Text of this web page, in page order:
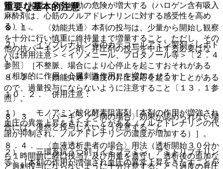
照〕［頻脈・心室細動の危険が増大する（ハロゲン含有吸入
麻酔剤は、心筋のノルアドレナリンに対する感受性を高め
る）］。
２）． イソプレナリン等のカテコールアミン製剤＜レボド
パは併用注意＞＜イソメニール、プロタノール等＞〔２．４
参照〕［不整脈、場合により心停止を起こすおそれがある
（相加的に作用（心臓刺激作用）を増加させる）］。
１０．２． 併用注意：
１）． モノアミン酸化酵素阻害剤［本剤の作用が増強され
血圧の異常上昇をきたすことがある（ノルアドレナリンの代
謝が抑制され、ノルアドレナリンの濃度が増加する）］。
２）． 三環系抗うつ剤（イミプラミン、アミトリプチリン
等）［本剤の作用が増強され血圧の異常上昇をきたすことが
重要な基本的注意
８．１． 〈効能共通〉本剤の投与は、少量から開始し観察
を十分に行い慎重に維持量まで増量すること。ただし、その
他の抗パーキンソン剤、昇圧剤の投与を中止する必要はな
い。
８．２． 〈効能共通〉過度の昇圧反応を起こすことがある
ので、過量投与にならないように注意すること〔１３．１参
照〕。
８．３． 〈パーキンソン病の場合〉効果が認められない場
合には、漫然と投与しないよう注意すること。
８．４． 〈血液透析患者の場合〉用法（透析開始３０分か
ら１時間前に経口投与）及び用量を遵守し、透析後の追加な
ど過剰投与にならないように十分注意すること（過度の昇圧